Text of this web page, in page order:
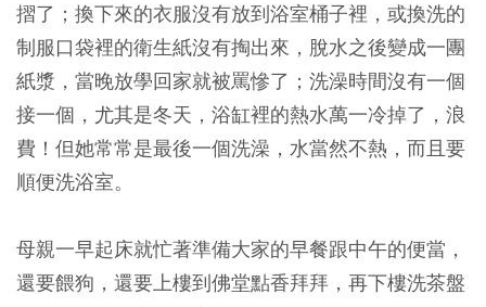
摺了；換下來的衣服沒有放到浴室桶子裡，或換洗的
制服口袋裡的衛生紙沒有掏出來，脫水之後變成一團
紙漿，當晚放學回家就被罵慘了；洗澡時間沒有一個
接一個，尤其是冬天，浴缸裡的熱水萬一冷掉了，浪
費！但她常常是最後一個洗澡，水當然不熱，而且要
順便洗浴室。
母親一早起床就忙著準備大家的早餐跟中午的便當，
還要餵狗，還要上樓到佛堂點香拜拜，再下樓洗茶盤